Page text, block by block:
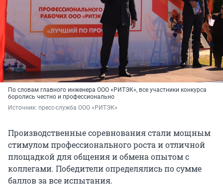
По словам главного инженера ООО «РИТЭК», все участники конкурса
боролись честно и профессионально
Источник: пресс-служба ООО «РИТЭК»
Производственные соревнования стали мощным
стимулом профессионального роста и отличной
площадкой для общения и обмена опытом с
коллегами. Победители определялись по сумме
баллов за все испытания.